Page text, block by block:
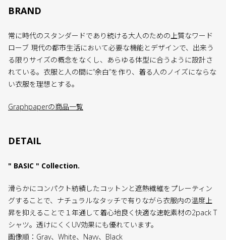
BRAND
常に時代のスタンダードであり続ける大人のための上質なワード
ローブ 現代の都市生活において必要な機能とデザインで、出来う
る限りサイズの概念をなくし、あらゆる体型に合うように設計さ
れている。衣服と人の間に”余白”を作り、着る人のノイズにならな
い衣服を理想とする。
Graphpaperの商品一覧
DETAIL
" BASIC " Collection.
滑らかにコンパクト紡績したコットンと遮熱繊維をプレーティン
グすることで、ナチュラルなタッチで有りながら衣服内の温度上
昇を抑えることで１年通して着心地良く快適な速乾素材の2pack T
シャツ。透けにくくUV効果にも優れています。
画像順：Gray、White、Navy、Black